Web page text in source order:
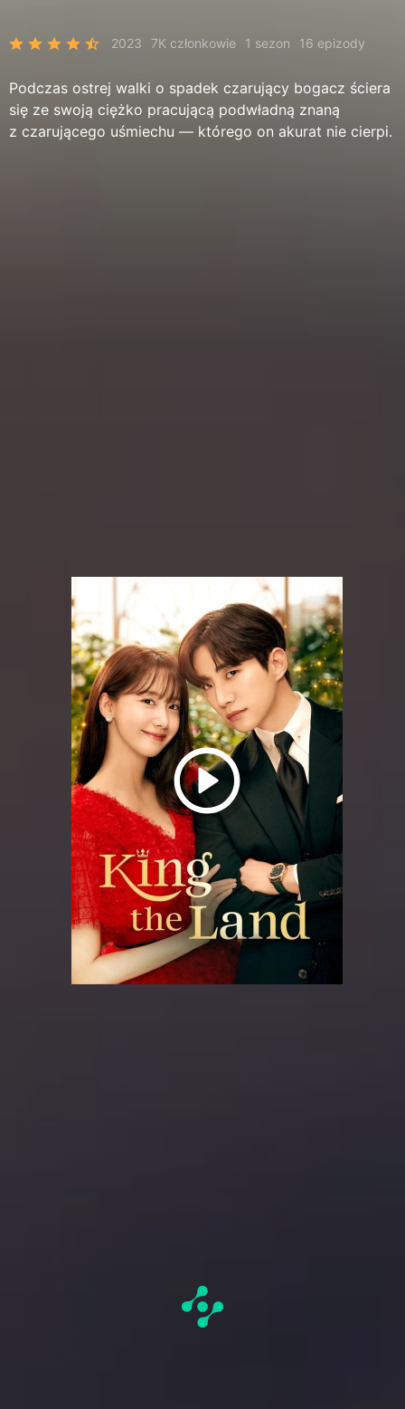
2023 7K członkowie 1 sezon 16 epizody
Podczas ostrej walki o spadek czarujący bogacz ściera
się ze swoją ciężko pracującą podwładną znaną
z czarującego uśmiechu — którego on akurat nie cierpi.